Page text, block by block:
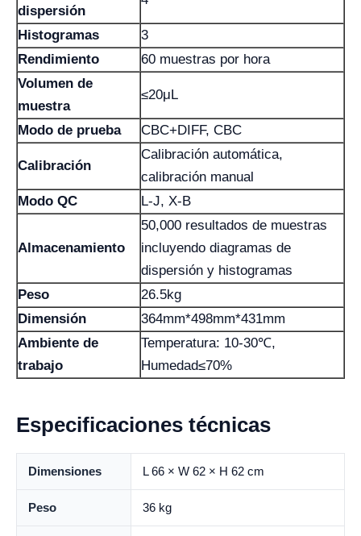
dispersión
Histogramas
3
Rendimiento
60 muestras por hora
Volumen de
muestra
≤20μL
Modo de prueba CBC+DIFF, CBC
Calibración
Calibración automática,
calibración manual
Modo QC
L-J, X-B
Almacenamiento
50,000 resultados de muestras
incluyendo diagramas de
dispersión y histogramas
Peso
26.5kg
Dimensión
364mm*498mm*431mm
Ambiente de
trabajo
Temperatura: 10-30℃,
Humedad≤70%
Especificaciones técnicas
Dimensiones L 66 × W 62 × H 62 cm
Peso 36 kg